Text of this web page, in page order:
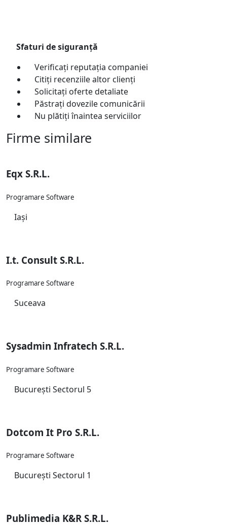
Sfaturi de siguranță
Verificați reputația companiei
Citiți recenziile altor clienți
Solicitați oferte detaliate
Păstrați dovezile comunicării
Nu plătiți înaintea serviciilor
Firme similare
Eqx S.R.L.
Programare Software
Iași
I.t. Consult S.R.L.
Programare Software
Suceava
Sysadmin Infratech S.R.L.
Programare Software
București Sectorul 5
Dotcom It Pro S.R.L.
Programare Software
București Sectorul 1
Publimedia K&R S.R.L.